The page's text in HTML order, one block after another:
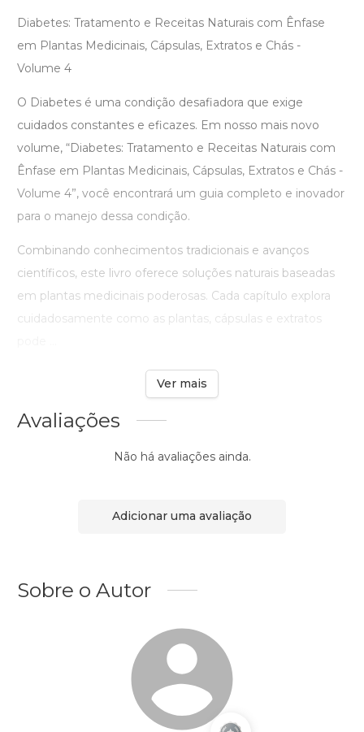
Diabetes: Tratamento e Receitas Naturais com Ênfase
em Plantas Medicinais, Cápsulas, Extratos e Chás -
Volume 4
O Diabetes é uma condição desafiadora que exige
cuidados constantes e eficazes. Em nosso mais novo
volume, “Diabetes: Tratamento e Receitas Naturais com
Ênfase em Plantas Medicinais, Cápsulas, Extratos e Chás -
Volume 4”, você encontrará um guia completo e inovador
para o manejo dessa condição.
Combinando conhecimentos tradicionais e avanços
científicos, este livro oferece soluções naturais baseadas
em plantas medicinais poderosas. Cada capítulo explora
cuidadosamente como as plantas, cápsulas e extratos
Ver mais
Avaliações
Não há avaliações ainda.
Adicionar uma avaliação
Sobre o Autor